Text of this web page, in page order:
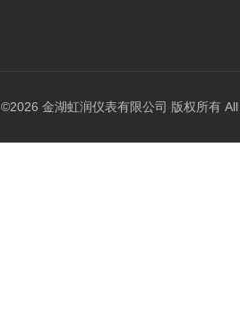
©2026 金湖虹润仪表有限公司 版权所有